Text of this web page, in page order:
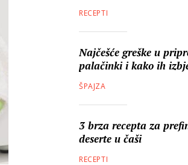
RECEPTI
Najčešće greške u
palačinki i kako ih
ŠPAJZA
3 brza recepta za
deserte u čaši
RECEPTI